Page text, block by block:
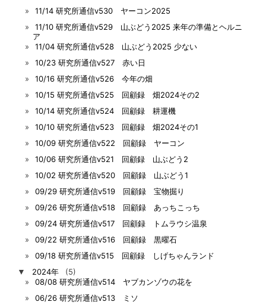
11/14 研究所通信v530 ヤーコン2025
11/10 研究所通信v529 山ぶどう2025 来年の準備とヘルニ
ア
11/04 研究所通信v528 山ぶどう2025 少ない
10/23 研究所通信v527 赤い日
10/16 研究所通信v526 今年の畑
10/15 研究所通信v525 回顧録 畑2024その2
10/14 研究所通信v524 回顧録 耕運機
10/10 研究所通信v523 回顧録 畑2024その1
10/09 研究所通信v522 回顧録 ヤーコン
10/06 研究所通信v521 回顧録 山ぶどう2
10/02 研究所通信v520 回顧録 山ぶどう1
09/29 研究所通信v519 回顧録 宝物掘り
09/26 研究所通信v518 回顧録 あっちこっち
09/24 研究所通信v517 回顧録 トムラウシ温泉
09/22 研究所通信v516 回顧録 黒曜石
09/18 研究所通信v515 回顧録 しげちゃんランド
▼
2024年
(5)
08/08 研究所通信v514 ヤブカンゾウの花を
06/26 研究所通信v513 ミソ